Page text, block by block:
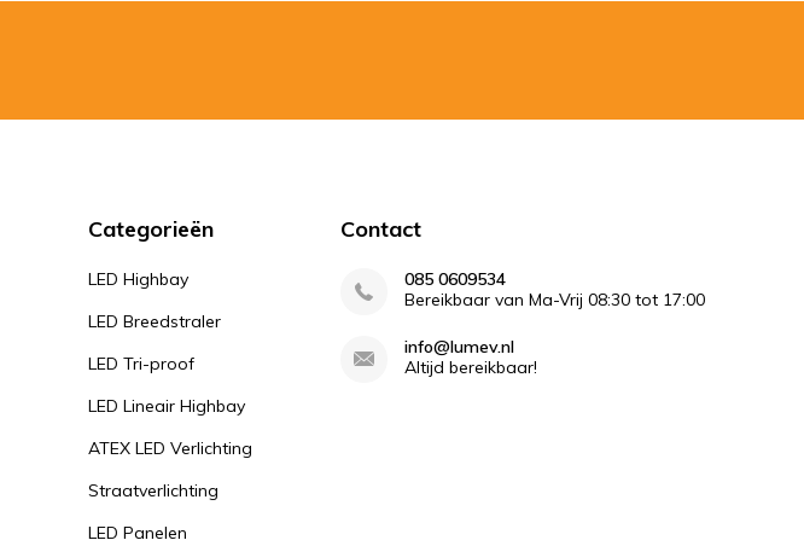
Categorieën
LED Highbay
LED Breedstraler
LED Tri-proof
LED Lineair Highbay
ATEX LED Verlichting
Straatverlichting
LED Panelen
Contact
085 0609534
Bereikbaar van Ma-Vrij 08:30 tot 17:00
info@lumev.nl
Altijd bereikbaar!